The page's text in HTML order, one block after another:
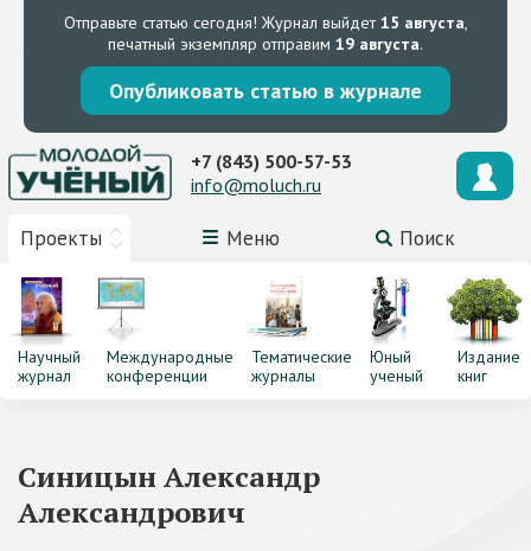
Отправьте статью сегодня! Журнал выйдет15 августа,
печатный экземпляр отправим 19 августа.
Опубликовать статью в журнале
Проекты Меню Поиск
+7 (843) 500-57-53
info@moluch.ru
Научный
журнал
Международные
конференции
Тематические
журналы
Юный
ученый
Издание
книг
Синицын Александр
Александрович